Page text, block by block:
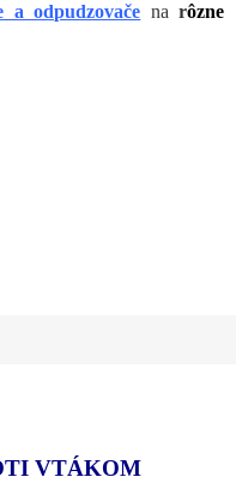
a odpudzovače narôzne
VTÁKOM